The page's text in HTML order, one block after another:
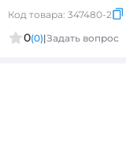
Код товара: 347480-2
0(0)|Задать вопрос